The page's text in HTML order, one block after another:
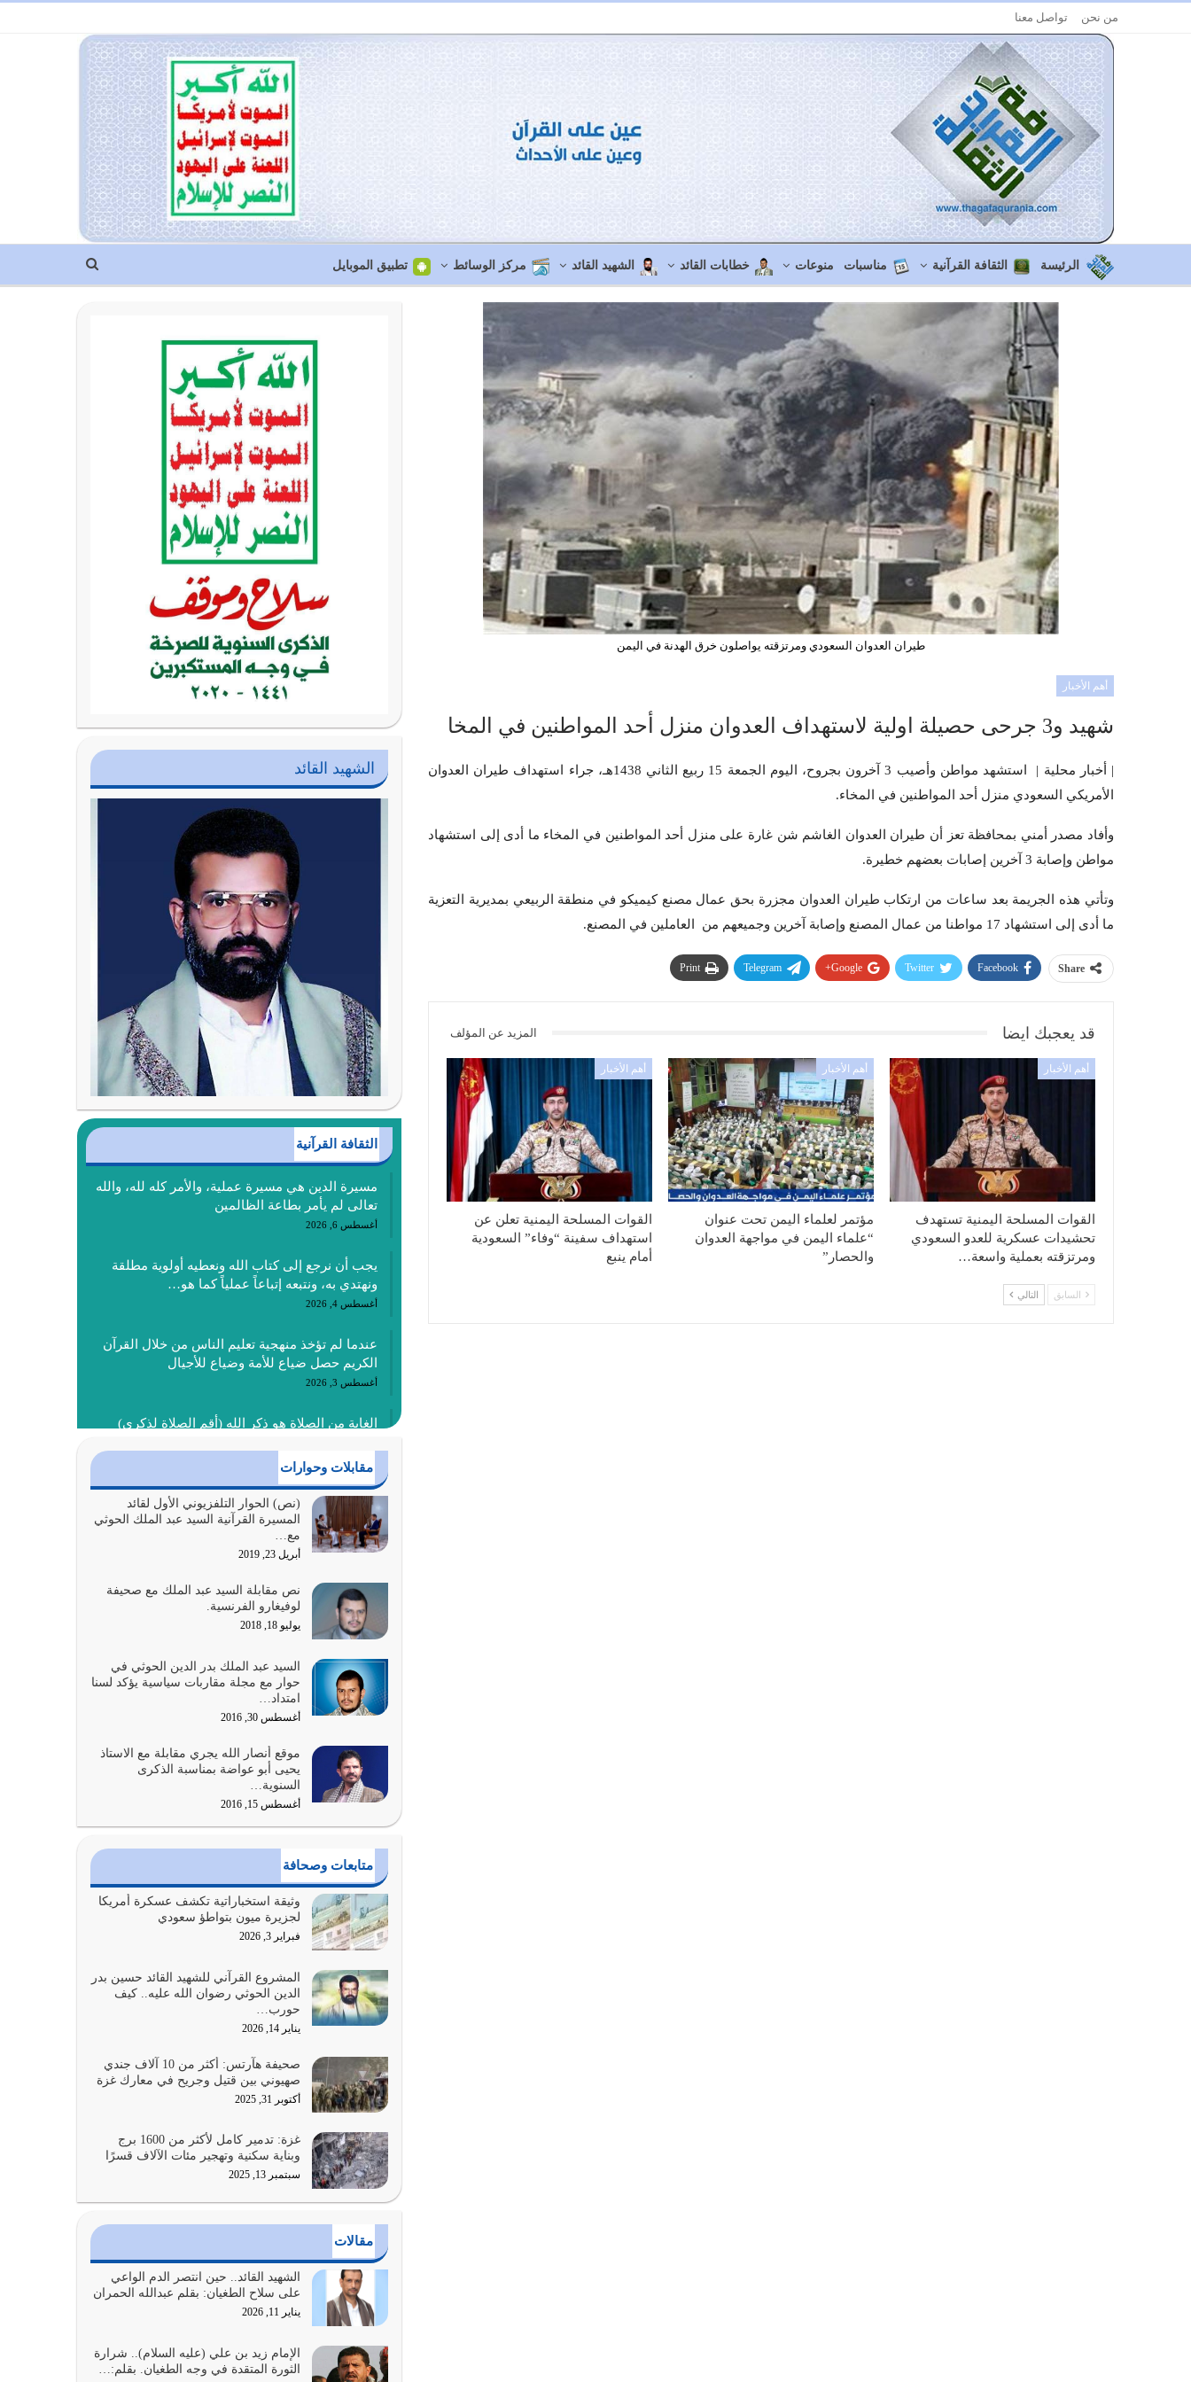
من نحن تواصل معنا
الرئيسة الثقافة القرآنية مناسبات منوعات خطابات القائد الشهيد القائد مركز الوسائط تطبيق الموبايل
طيران العدوان السعودي ومرتزقته يواصلون خرق الهدنة في اليمن
أهم الأخبار
شهيد و3 جرحى حصيلة اولية لاستهداف العدوان منزل أحد المواطنين في المخا
| أخبار محلية | استشهد مواطن وأصيب 3 آخرون بجروح، اليوم الجمعة 15 ربيع الثاني 1438هـ، جراء استهداف طيران العدوان
الأمريكي السعودي منزل أحد المواطنين في المخاء.
وأفاد مصدر أمني بمحافظة تعز أن طيران العدوان الغاشم شن غارة على منزل أحد المواطنين في المخاء ما أدى إلى استشهاد
مواطن وإصابة 3 آخرين إصابات بعضهم خطيرة.
وتأتي هذه الجريمة بعد ساعات من ارتكاب طيران العدوان مجزرة بحق عمال مصنع كيميكو في منطقة الربيعي بمديرية التعزية
ما أدى إلى استشهاد 17 مواطنا من عمال المصنع وإصابة آخرين وجميعهم من العاملين في المصنع.
Share
Facebook
Twitter
Google+
Telegram
Print
قد يعجبك ايضا المزيد عن المؤلف
أهم الأخبار
القوات المسلحة اليمنية تستهدف
تحشيدات عسكرية للعدو السعودي
ومرتزقته بعملية واسعة…
أهم الأخبار
مؤتمر لعلماء اليمن تحت عنوان
“علماء اليمن في مواجهة العدوان
والحصار”
أهم الأخبار
القوات المسلحة اليمنية تعلن عن
استهداف سفينة “وفاء” السعودية
أمام ينبع
السابق التالي
الشهيد القائد
الثقافة القرآنية
مسيرة الدين هي مسيرة عملية، والأمر كله لله، والله
تعالى لم يأمر بطاعة الظالمين
أغسطس 6, 2026
يجب أن نرجع إلى كتاب الله ونعطيه أولوية مطلقة
ونهتدي به، ونتبعه إتباعاً عملياً كما هو…
أغسطس 4, 2026
عندما لم تؤخذ منهجية تعليم الناس من خلال القرآن
الكريم حصل ضياع للأمة وضياع للأجيال
أغسطس 3, 2026
الغاية من الصلاة هو ذكر الله (أقم الصلاة لذكري)
أغسطس 2, 2026
السبب الرئيسي لشقاء الأمة الابتعاد عن كتاب الله
والتعدي لحدود الله بالإضافات للدين
أغسطس 1, 2026
أبرز أسباب الشقاء هو الإعراض عن ذكر الله وعن هدى
الله المتمثل في القرآن الكريم
يوليو 31, 2026
أولياء الشيطان كلما كانوا أكثر ولاءً وطاعة للشيطان
كلما كانوا أكثر ضعفاً
يوليو 30, 2026
والرزق والاستبشار والنجاة والخلود في…
يوليو 29, 2026
هل نحن من الصالحين؟ قيِّم نفسك هنا اترك القرآن
على أصله وأعرض نفسك، وأعرض ما لديك على…
يوليو 27, 2026
عندما يكون عدوك هو عدو الله معناه أن تكون نقاط
الضعف فيه كثيرة وسينصرك الله عليه إذا…
يوليو 26, 2026
أراد الله لهذه الأمة ان تكون خير امة أخرجت للناس
بالنهوض بالأمر بالمعروف والنهي عن…
يوليو 25, 2026
الدين الذي شرعه الله لا يجوز أن يخضع لآرائنا وأهوائنا
واجتهاداتنا لأننا سنختلف ونتفرق
يوليو 24, 2026
يجب أن نعود جميعاً الى القرآن وعندنا أخطاء جميعاً
لنعتصم بحبل الله جميعاً وليس كل…
يوليو 22, 2026
المُلك كله لله تعالى يؤتيه من يشاء وينزعه ممن يشاء
مقابلات وحوارات
(نص) الحوار التلفزيوني الأول لقائد
المسيرة القرآنية السيد عبد الملك الحوثي
مع…
أبريل 23, 2019
نص مقابلة السيد عبد الملك مع صحيفة
لوفيغارو الفرنسية.
يوليو 18, 2018
السيد عبد الملك بدر الدين الحوثي في
حوار مع مجلة مقاربات سياسية يؤكد لسنا
امتداد…
أغسطس 30, 2016
موقع أنصار الله يجري مقابلة مع الاستاذ
يحيى أبو عواضة بمناسبة الذكرى
السنوية…
أغسطس 15, 2016
متابعات وصحافة
وثيقة استخباراتية تكشف عسكرة أمريكا
لجزيرة ميون بتواطؤ سعودي
فبراير 3, 2026
المشروع القرآني للشهيد القائد حسين بدر
الدين الحوثي رضوان الله عليه.. كيف
حورب…
يناير 14, 2026
صحيفة هآرتس: أكثر من 10 آلاف جندي
صهيوني بين قتيل وجريح في معارك غزة
أكتوبر 31, 2025
غزة: تدمير كامل لأكثر من 1600 برج
وبناية سكنية وتهجير مئات الآلاف قسرًا
سبتمبر 13, 2025
مقالات
الشهيد القائد.. حين انتصر الدم الواعي
على سلاح الطغيان: بقلم عبدالله الحمران
يناير 11, 2026
الإمام زيد بن علي (عليه السلام).. شرارة
الثورة المتقدة في وجه الطغيان. بقلم:…